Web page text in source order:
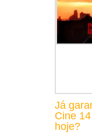
Já
Cine
hoje?